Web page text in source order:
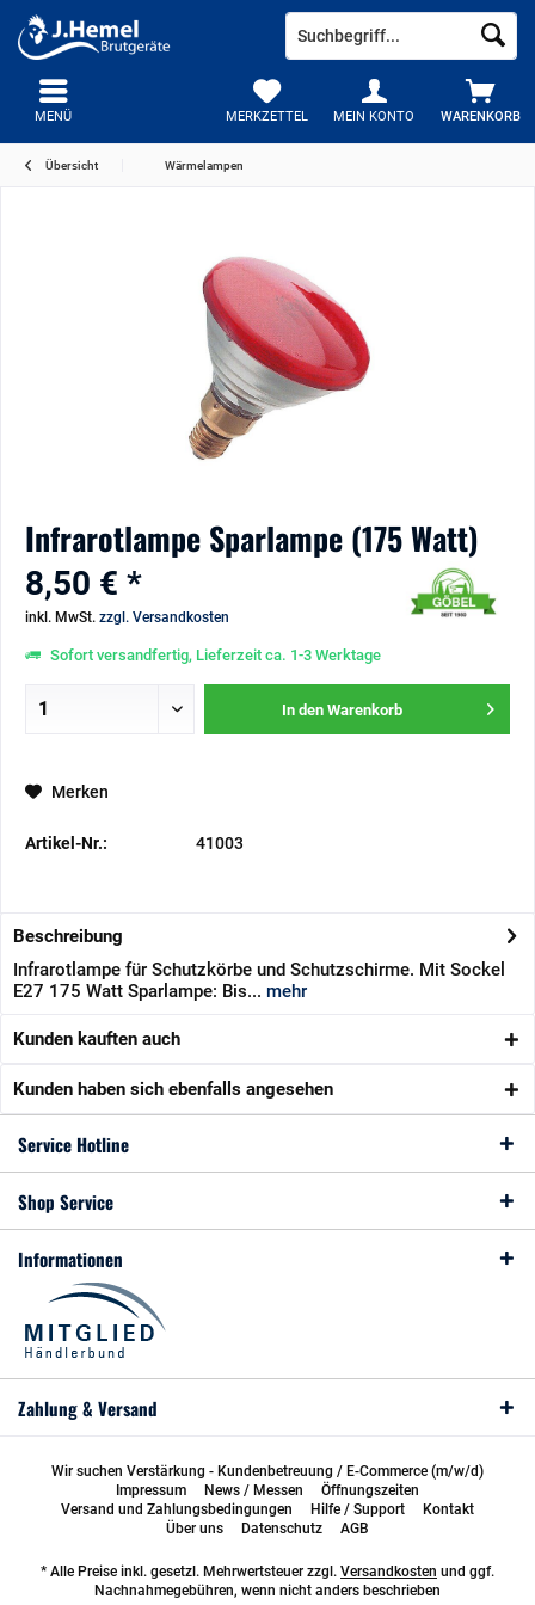
WARENKORB
MERKZETTEL MEIN KONTO
MENÜ
Übersicht Wärmelampen
Infrarotlampe Sparlampe (175 Watt)
8,50 € *
inkl. MwSt. zzgl. Versandkosten
Sofort versandfertig, Lieferzeit ca. 1-3 Werktage
In den Warenkorb
Merken
Artikel-Nr.: 41003
Beschreibung
Infrarotlampe für Schutzkörbe und Schutzschirme. Mit Sockel
E27 175 Watt Sparlampe: Bis... mehr
Kunden kauften auch
Kunden haben sich ebenfalls angesehen
Service Hotline
Shop Service
Informationen
Zahlung & Versand
Wir suchen Verstärkung - Kundenbetreuung / E-Commerce (m/w/d)
Impressum
News / Messen
Öffnungszeiten
Versand und Zahlungsbedingungen
Hilfe / Support
Kontakt
Über uns
Datenschutz AGB
* Alle Preise inkl. gesetzl. Mehrwertsteuer zzgl. Versandkosten und ggf.
Nachnahmegebühren, wenn nicht anders beschrieben